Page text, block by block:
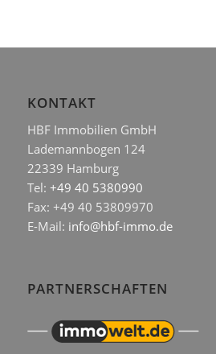
KONTAKT
HBF Immobilien GmbH
Lademannbogen 124
22339 Hamburg
Tel: +49 40 5380990
Fax: +49 40 53809970
E-Mail: info@hbf-immo.de
PARTNERSCHAFTEN